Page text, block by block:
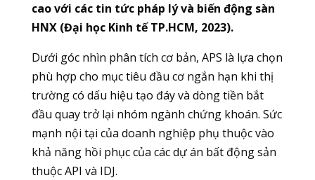
cao với các tin tức pháp lý và biến động sàn
HNX (Đại học Kinh tế TP.HCM, 2023).
Dưới góc nhìn phân tích cơ bản, APS là lựa chọn
phù hợp cho mục tiêu đầu cơ ngắn hạn khi thị
trường có dấu hiệu tạo đáy và dòng tiền bắt
đầu quay trở lại nhóm ngành chứng khoán. Sức
mạnh nội tại của doanh nghiệp phụ thuộc vào
khả năng hồi phục của các dự án bất động sản
thuộc API và IDJ.